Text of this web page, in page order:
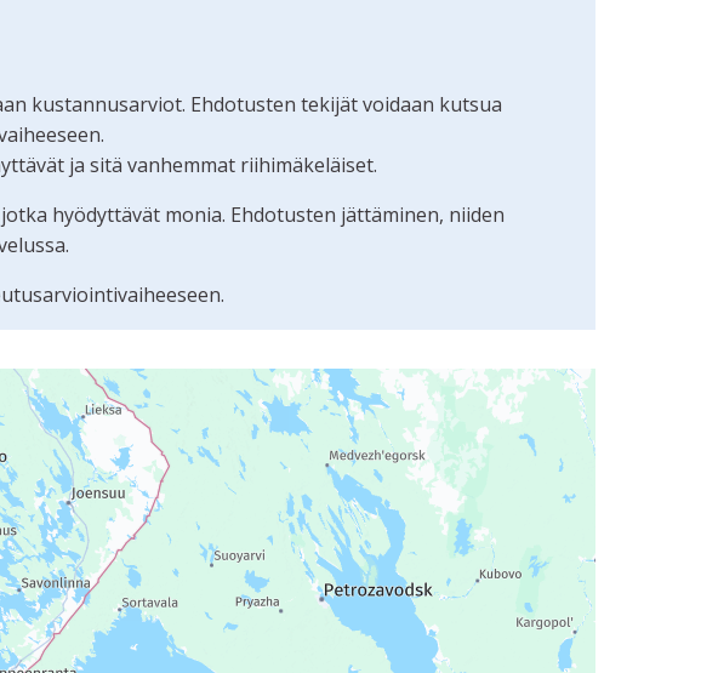
kustannusarviot. Ehdotusten tekijät voidaan kutsua
ja sitä vanhemmat riihimäkeläiset.
hyödyttävät monia. Ehdotusten jättäminen, niiden
voi käyttää ruudunlukijalla, mutta se voi olla vaikeaselkoinen.